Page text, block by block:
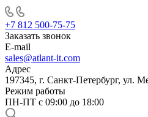
+7 812 500-75-75
Заказать звонок
E-mail
sales@atlant-it.com
Адрес
197345, г. Санкт-Петербург, ул.
Режим работы
ПН-ПТ с 09:00 до 18:00